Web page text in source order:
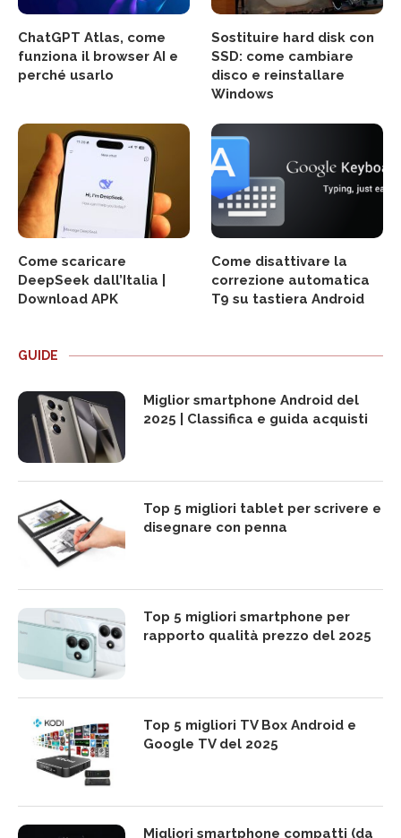
ChatGPT Atlas, come
funziona il browser AI e
perché usarlo
Sostituire hard disk con
SSD: come cambiare
disco e reinstallare
Windows
Come scaricare
DeepSeek dall’Italia |
Download APK
Come disattivare la
correzione automatica
T9 su tastiera Android
GUIDE
Miglior smartphone Android del
2025 | Classifica e guida acquisti
Top 5 migliori tablet per scrivere e
disegnare con penna
Top 5 migliori smartphone per
rapporto qualità prezzo del 2025
Top 5 migliori TV Box Android e
Google TV del 2025
Migliori smartphone compatti (da